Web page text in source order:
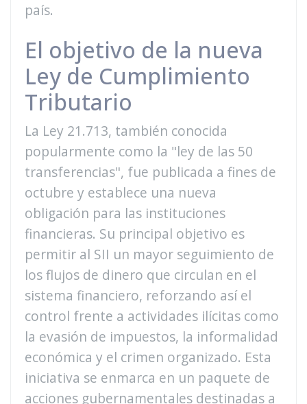
país.
El objetivo de la nueva
Ley de Cumplimiento
Tributario
La Ley 21.713, también conocida
popularmente como la "ley de las 50
transferencias", fue publicada a fines de
octubre y establece una nueva
obligación para las instituciones
financieras. Su principal objetivo es
permitir al SII un mayor seguimiento de
los flujos de dinero que circulan en el
sistema financiero, reforzando así el
control frente a actividades ilícitas como
la evasión de impuestos, la informalidad
económica y el crimen organizado. Esta
iniciativa se enmarca en un paquete de
acciones gubernamentales destinadas a